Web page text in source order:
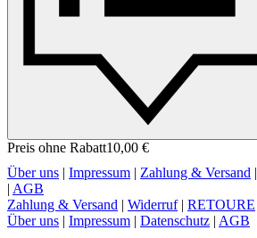
Preis ohne Rabatt10,00 €
Über uns | Impressum | Zahlung & Versand |
| AGB
Zahlung & Versand | Widerruf | RETOURE
Über uns | Impressum | Datenschutz | AGB